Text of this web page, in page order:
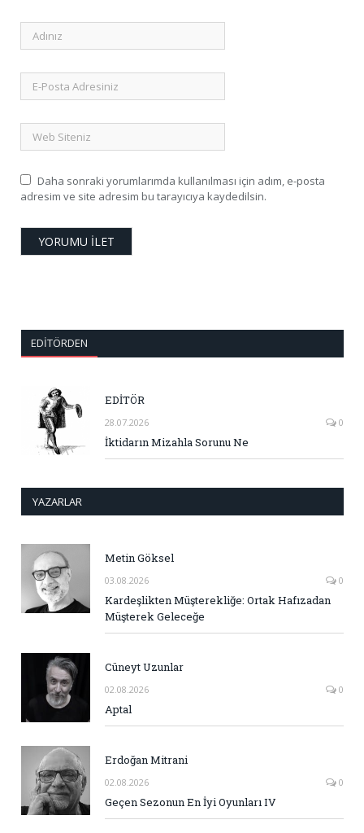
Daha sonraki yorumlarımda kullanılması için adım, e-posta
adresim ve site adresim bu tarayıcıya kaydedilsin.
EDITÖRDEN
EDİTÖR
28.07.2026 0
İktidarın Mizahla Sorunu Ne
YAZARLAR
Metin Göksel
03.08.2026 0
Kardeşlikten Müşterekliğe: Ortak Hafızadan
Müşterek Geleceğe
Cüneyt Uzunlar
02.08.2026 0
Aptal
Erdoğan Mitrani
02.08.2026 0
Geçen Sezonun En İyi Oyunları IV